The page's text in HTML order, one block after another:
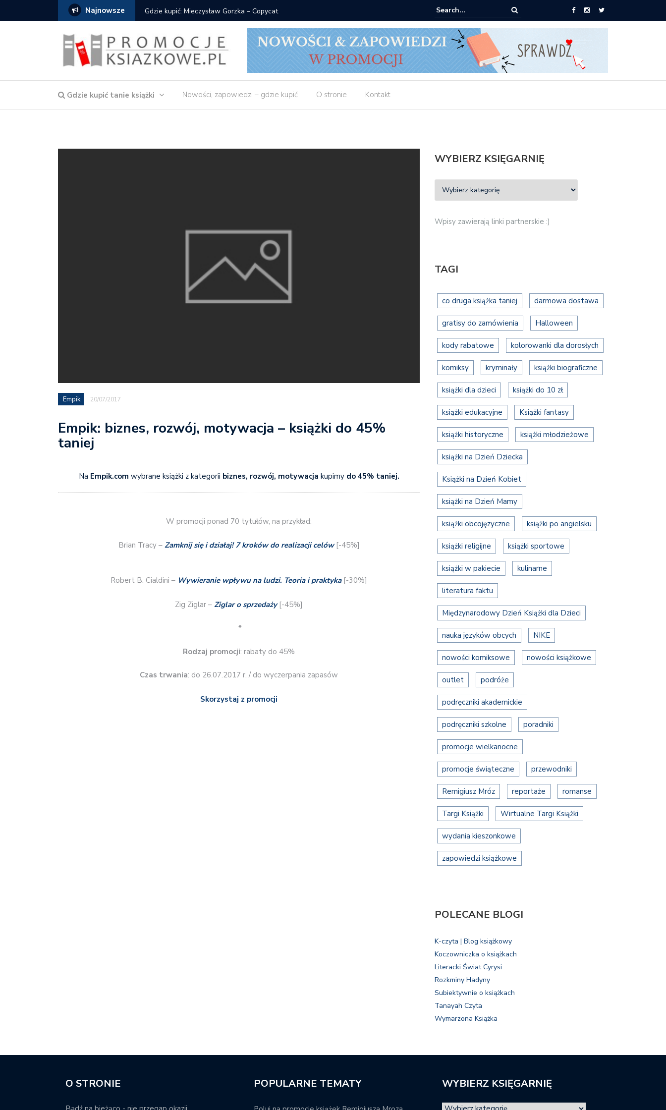
Najnowsze Gdzie kupić: Mieczysław Gorzka – Copycat Znak: książki od 2,90 zł do zamówienia
Gdzie kupić tanie książki Nowości, zapowiedzi – gdzie kupić O stronie Kontakt
Empik 20/07/2017
Empik: biznes, rozwój, motywacja – książki do 45%
taniej
Na Empik.com wybrane książki z kategorii biznes, rozwój, motywacja kupimydo 45% taniej.
W promocji ponad 70 tytułów, na przykład:
Brian Tracy – Zamknij się i działaj! 7 kroków do realizacji celów[-45%]
Robert B. Cialdini – Wywieranie wpływu na ludzi. Teoria i praktyka[-30%]
Zig Ziglar – Ziglar o sprzedaży[-45%]
*
Rodzaj promocji: rabaty do 45%
Czas trwania: do 26.07.2017 r. / do wyczerpania zapasów
Skorzystaj z promocji
WYBIERZ KSIĘGARNIĘ
Wpisy zawierają linki partnerskie :)
TAGI
co druga książka taniej darmowa dostawa
gratisy do zamówienia Halloween
kody rabatowe kolorowanki dla dorosłych
komiksy kryminały książki biograficzne
książki dla dzieci książki do 10 zł
książki edukacyjne Książki fantasy
książki historyczne książki młodzieżowe
książki na Dzień Dziecka
Książki na Dzień Kobiet
książki na Dzień Mamy
książki obcojęzyczne książki po angielsku
książki religijne książki sportowe
książki w pakiecie kulinarne
literatura faktu
Międzynarodowy Dzień Książki dla Dzieci
nauka języków obcych NIKE
nowości komiksowe nowości książkowe
outlet podróże
podręczniki akademickie
podręczniki szkolne poradniki
promocje wielkanocne
promocje świąteczne przewodniki
Remigiusz Mróz reportaże romanse
Targi Książki Wirtualne Targi Książki
wydania kieszonkowe
zapowiedzi książkowe
POLECANE BLOGI
K-czyta | Blog książkowy
Koczowniczka o książkach
Literacki Świat Cyrysi
Rozkminy Hadyny
Subiektywnie o książkach
Tanayah Czyta
Wymarzona Książka
O STRONIE POPULARNE TEMATY WYBIERZ KSIĘGARNIĘ